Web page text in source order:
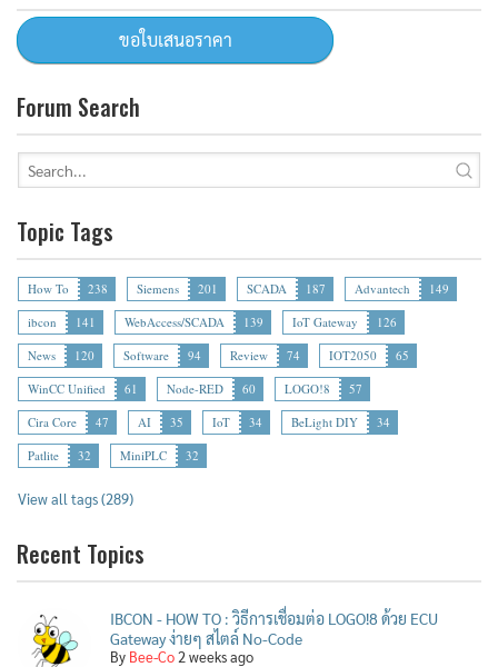
Forum Search
Topic Tags
How To 238 Siemens 201 SCADA 187 Advantech
149
ibcon
141 WebAccess/SCADA 139 IoT Gateway
126
News
120 Software 94 Review 74 IOT2050
65
WinCC Unified
61 Node-RED 60 LOGO!8
57
Cira Core
47 AI 35 IoT 34 BeLight DIY
34
Patlite
32 MiniPLC 32
View all tags (289)
Recent Topics
IBCON - HOW TO : วิธีการเชื่อมต่อ LOGO!8 ด้วย ECU
Gateway ง่ายๆ สไตล์ No-Code
By Bee-Co2 weeks ago